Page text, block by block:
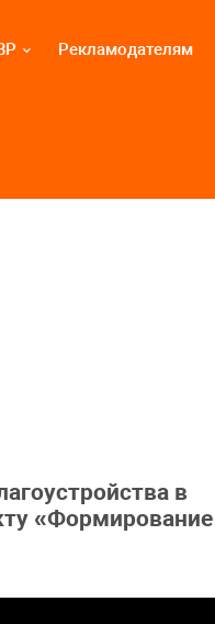
Рекламодателям
в
«Формирование